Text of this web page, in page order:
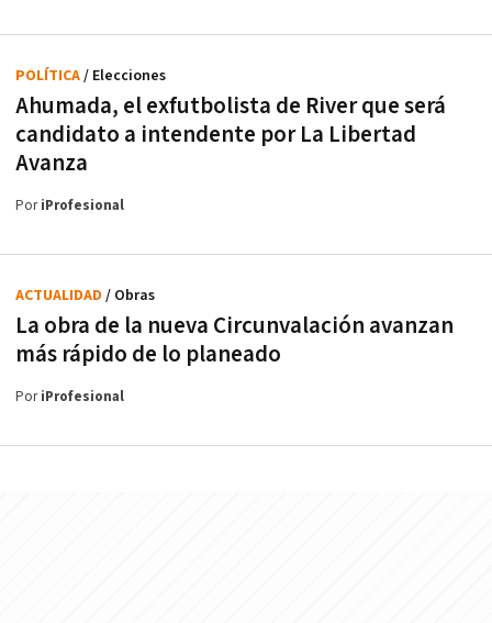
Ahumada, el exfutbolista de River que será
candidato a intendente por La Libertad
Avanza
POLÍTICA/ Elecciones
PoriProfesional
La obra de la nueva Circunvalación avanzan
más rápido de lo planeado
ACTUALIDAD / Obras
PoriProfesional